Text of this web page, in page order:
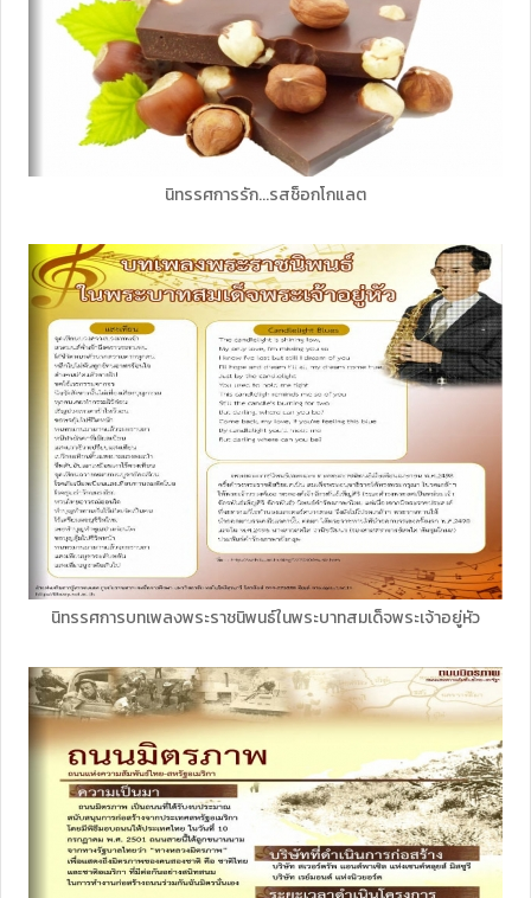
นิทรรศการรัก...รสช็อกโกแลต
นิทรรศการบทเพลงพระราชนิพนธ์ในพระบาทสมเด็จพระเจ้าอยู่หัว